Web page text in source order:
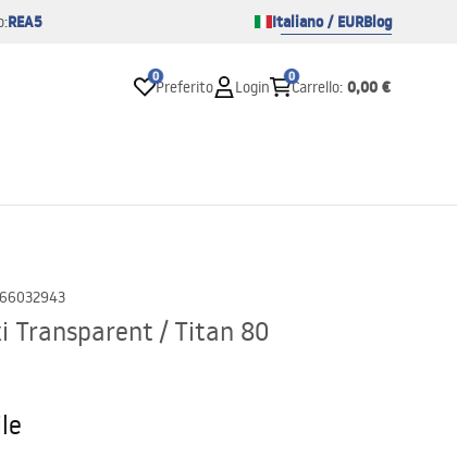
REA5 Italiano / EURBlog
0
Preferito Login
0
Carrello: 0,00 €
Transparent / Titan 80